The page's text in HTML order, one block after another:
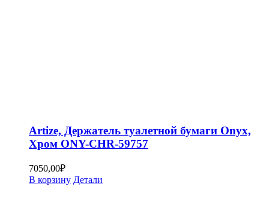
Artize, Держатель туалетной бумаги Onyx,
Хром ONY-CHR-59757
7050,00₽
В корзину Детали